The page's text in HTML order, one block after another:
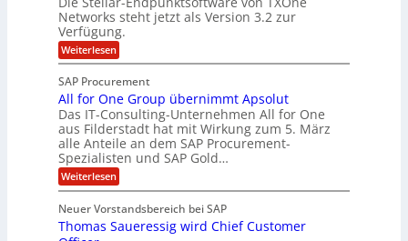
u
n
g
n
z
c
h
f
b
e
i
I
F
S
g
-
S
p
e
z
i
a
l
i
s
u
t
A
p
p
n
e
n
n
t
C
T
O
Networks steht jetzt als Version 3.2 zur
Verfügung.
Weiterlesen:
O
-
S
e
c
u
r
i
t
y
y
s
SAP Procurement
All for One Group übernimmt Apsolut
Das IT-Consulting-Unternehmen All for One
aus Filderstadt hat mit Wirkung zum 5. März
alle Anteile an dem SAP Procurement-
Spezialisten und SAP Gold…
Weiterlesen:
A
l
f
Neuer Vorstandsbereich bei SAP
Thomas Saueressig wird Chief Customer